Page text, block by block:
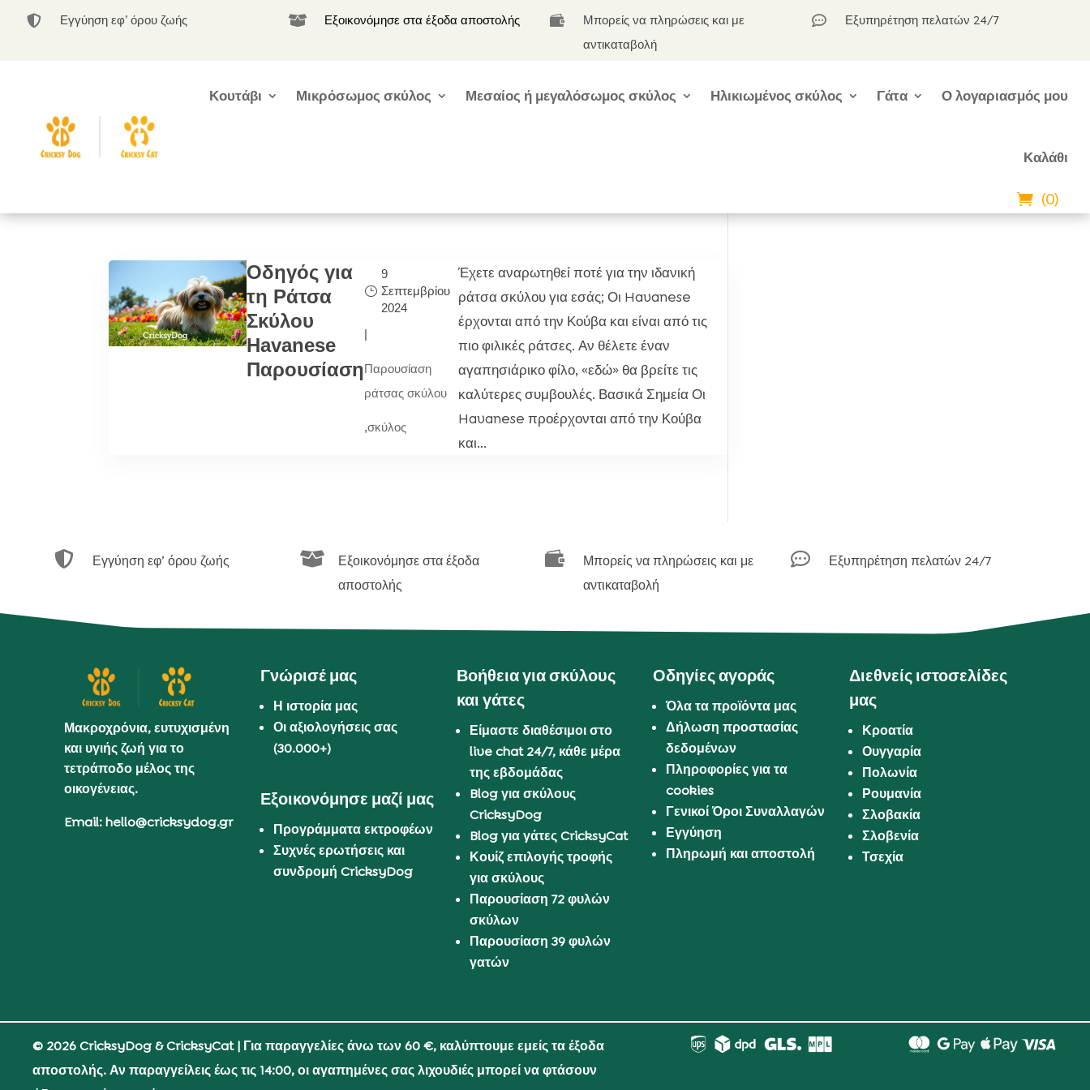
 Εγγύηση εφ’ όρου ζωής  Εξοικονόμησε στα έξοδα αποστολής 
Μπορείς να πληρώσεις και με
αντικαταβολή
 Εξυπηρέτηση πελατών 24/7
Κουτάβι Μικρόσωμος σκύλος Μεσαίος ή μεγαλόσωμος σκύλος Ηλικιωμένος σκύλος Γάτα Ο λογαριασμός μου
Καλάθι
(0)
Οδηγός για
τη Ράτσα
Σκύλου
Havanese
Παρουσίαση
9
Σεπτεμβρίου
2024
|
Παρουσίαση
ράτσας σκύλου
,σκύλος
Έχετε αναρωτηθεί ποτέ για την ιδανική
ράτσα σκύλου για εσάς; Οι Havanese
έρχονται από την Κούβα και είναι από τις
πιο φιλικές ράτσες. Αν θέλετε έναν
αγαπησιάρικο φίλο, «εδώ» θα βρείτε τις
καλύτερες συμβουλές. Βασικά Σημεία Οι
Havanese προέρχονται από την Κούβα
και...
 Εγγύηση εφ’ όρου ζωής 
Εξοικονόμησε στα έξοδα
αποστολής

Μπορείς να πληρώσεις και με
αντικαταβολή
 Εξυπηρέτηση πελατών 24/7
Μακροχρόνια, ευτυχισμένη
και υγιής ζωή για το
τετράποδο μέλος της
οικογένειας.
Email: hello@cricksydog.gr
Γνώρισέ μας
Η ιστορία μας
Οι αξιολογήσεις σας
(30.000+)
Εξοικονόμησε μαζί μας
Προγράμματα εκτροφέων
Συχνές ερωτήσεις και
συνδρομή CricksyDog
Βοήθεια για σκύλους
και γάτες
Είμαστε διαθέσιμοι στο
live chat 24/7, κάθε μέρα
της εβδομάδας
Blog για σκύλους
CricksyDog
Blog για γάτες CricksyCat
Κουίζ επιλογής τροφής
για σκύλους
Παρουσίαση 72 φυλών
σκύλων
Παρουσίαση 39 φυλών
γατών
Οδηγίες αγοράς
Όλα τα προϊόντα μας
Δήλωση προστασίας
δεδομένων
Πληροφορίες για τα
cookies
Γενικοί Όροι Συναλλαγών
Εγγύηση
Πληρωμή και αποστολή
Διεθνείς ιστοσελίδες
μας
Κροατία
Ουγγαρία
Πολωνία
Ρουμανία
Σλοβακία
Σλοβενία
Τσεχία
© 2026 CricksyDog & CricksyCat| Για παραγγελίες άνω των 60 €, καλύπτουμε εμείς τα έξοδα
αποστολής. Αν παραγγείλεις έως τις 14:00, οι αγαπημένες σας λιχουδιές μπορεί να φτάσουν